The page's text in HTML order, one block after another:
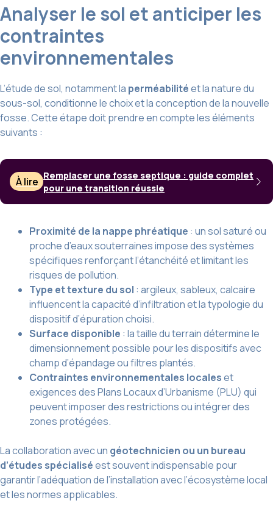
Analyser le sol et anticiper les
contraintes
environnementales
L’étude de sol, notamment la perméabilitéet la nature du
sous-sol, conditionne le choix et la conception de la nouvelle
fosse. Cette étape doit prendre en compte les éléments
suivants :
À lire Remplacer une fosse septique : guide complet
pour une transition réussie
Proximité de la nappe phréatique : un sol saturé ou
proche d’eaux souterraines impose des systèmes
spécifiques renforçant l’étanchéité et limitant les
risques de pollution.
Type et texture du sol : argileux, sableux, calcaire
influencent la capacité d’infiltration et la typologie du
dispositif d’épuration choisi.
Surface disponible : la taille du terrain détermine le
dimensionnement possible pour les dispositifs avec
champ d’épandage ou filtres plantés.
Contraintes environnementales localeset
exigences des Plans Locaux d’Urbanisme (PLU) qui
peuvent imposer des restrictions ou intégrer des
zones protégées.
La collaboration avec un géotechnicien ou un bureau
d’études spécialiséest souvent indispensable pour
garantir l’adéquation de l’installation avec l’écosystème local
et les normes applicables.